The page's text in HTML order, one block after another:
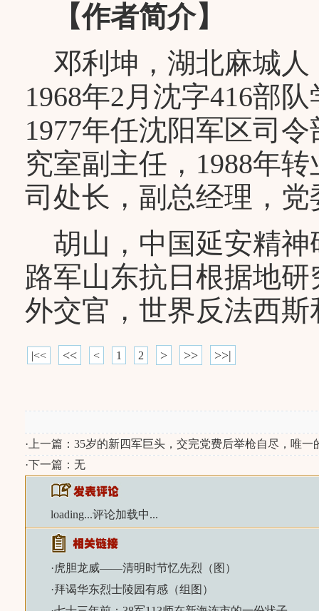
【作者简介】
邓利坤，湖北麻城人
1968年2月沈字416部
1977年任沈阳军区司
究室副主任，1988年
司处长，副总经理，
胡山，中国延安精神
路军山东抗日根据地
外交官，世界反法西
|<< << < 1 2 > >> >>|
·上一篇： 35岁的新四军巨头，交完党费后举枪自尽，唯
·下一篇：无
loading...评论加载中...
·虎胆龙威——清明时节忆先烈（图）
·拜谒华东烈士陵园有感（组图）